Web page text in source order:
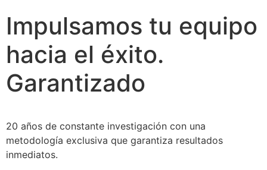
Impulsamos tu equipo
hacia el éxito.
Garantizado
20 años de constante investigación con una
metodología exclusiva que garantiza resultados
inmediatos.